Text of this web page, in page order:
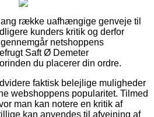
række uafhængige genveje til
kunders kritik og derfor
netshoppens
Saft Ø Demeter
du placerer din ordre.
faktisk belejlige muligheder
webshoppens popularitet. Tilmed
man kan notere en kritik af
kan anvendes til afvejning af